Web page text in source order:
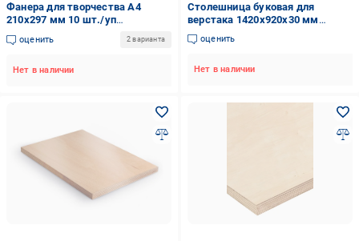
Фанера для творчества А4
210х297 мм 10 шт./уп
(20783512)
оценить 2 варианта
Нет в наличии
Столешница буковая для
верстака 1420х920х30 мм
(25310920)
оценить
Нет в наличии